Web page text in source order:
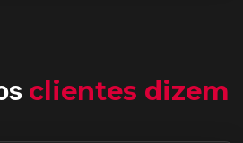
clientes dizem